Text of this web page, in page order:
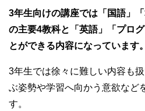
3年生向けの講座では「国語」
の主要4教科と「英語」「プロ
とができる内容になっています。
3年生では徐々に難しい内容も
ぶ姿勢や学習へ向かう意欲など
す。